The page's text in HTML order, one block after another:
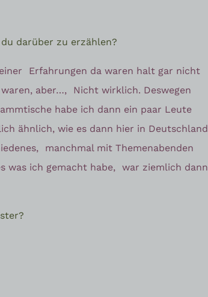
darüber zu erzählen?
Erfahrungen da waren halt gar nicht
aber…,
Nicht wirklich. Deswegen
habe ich dann ein paar Leute
ähnlich, wie es dann hier in Deutschland
manchmal mit Themenabenden
was ich gemacht habe,
war ziemlich dann